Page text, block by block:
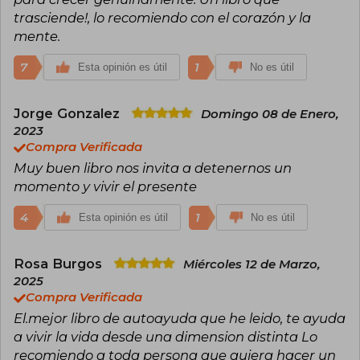
traducidas a numerosos idiomas, alcanzando
espiritualidad contemporánea.
Invitado en diversas ocasiones por el Oprah’s
capacidad para transmitir conceptos complejos
la vida de personas de distintas culturas y
generaciones. Actualmente vive en Vancouver,
Canadá, donde continúa ofreciendo charlas,
libros y programas en línea que inspiran a
quienes buscan cultivar la atención plena, la
serenidad interior y una conexión más profunda
consigo mismos y con el mundo.
trasciende!, lo recomiendo con el corazón y la
mente.
7 Esta opinión es útil 1 No es útil
Jorge Gonzalez
Domingo 08 de Enero,
2023
Compra Verificada
Muy buen libro nos invita a detenernos un
momento y vivir el presente
4 Esta opinión es útil 1 No es útil
Rosa Burgos
Miércoles 12 de Marzo,
2025
Compra Verificada
El.mejor libro de autoayuda que he leido, te ayuda
a vivir la vida desde una dimension distinta Lo
recomiendo a toda persona que quiera hacer un